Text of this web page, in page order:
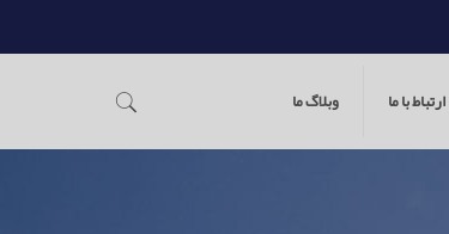
ارتباط با ما وبلاگ ما